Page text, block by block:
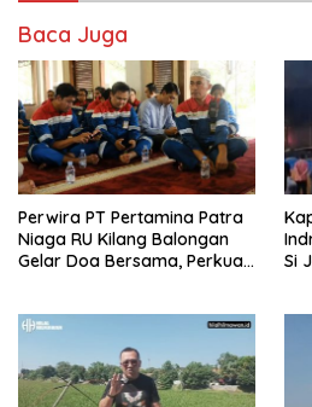
Baca Juga
Perwira PT Pertamina Patra
Niaga RU Kilang Balongan
Gelar Doa Bersama, Perkuat
Si